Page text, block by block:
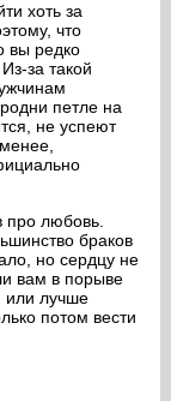
хоть за
что
вы редко
за такой
петле на
не успеют
про любовь.
браков
но сердцу не
вам в порыве
или лучше
потом вести